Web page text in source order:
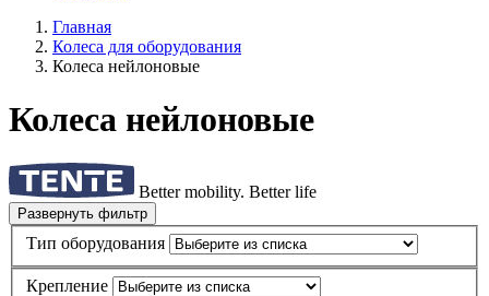
Главная
Колеса для оборудования
Колеса нейлоновые
Колеса нейлоновые
Better mobility. Better life
Развернуть фильтр
Тип оборудования
Крепление